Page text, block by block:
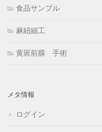
食品サンプル
麻紐細工
黄斑前膜 手術
メタ情報
ログイン